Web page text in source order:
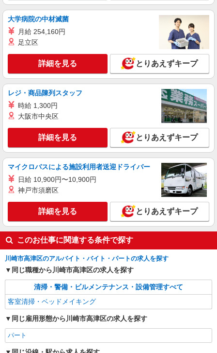
大学病院の中材滅菌
月給 254,160円
足立区
詳細を見る とりあえずキープ
レジ・商品陳列スタッフ
時給 1,300円
大阪市中央区
詳細を見る とりあえずキープ
マイクロバスによる施設利用者送迎ドライバー
日給 10,900円〜10,900円
神戸市須磨区
詳細を見る とりあえずキープ
このお仕事に関連する条件で探す
川崎市高津区のアルバイト・バイト・パートの求人を探す
同じ職種から川崎市高津区の求人を探す
清掃・警備・ビルメンテナンス・設備管理すべて
客室清掃・ベッドメイキング
同じ雇用形態から川崎市高津区の求人を探す
パート